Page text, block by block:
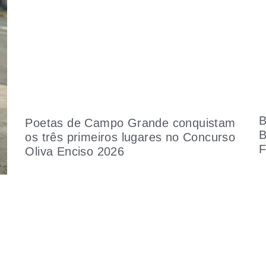
Poetas de Campo Grande conquistam
os três primeiros lugares no Concurso
Oliva Enciso 2026